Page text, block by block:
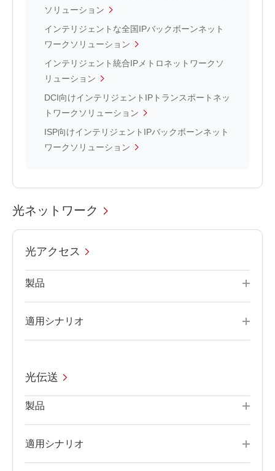
ソリューション
インテリジェントな全国IPバックボーンネット
ワークソリューション
インテリジェント統合IPメトロネットワークソ
リューション
DCI向けインテリジェントIPトランスポートネッ
トワークソリューション
ISP向けインテリジェントIPバックボーンネット
ワークソリューション
光ネットワーク
光アクセス
製品
適用シナリオ
光伝送
製品
適用シナリオ